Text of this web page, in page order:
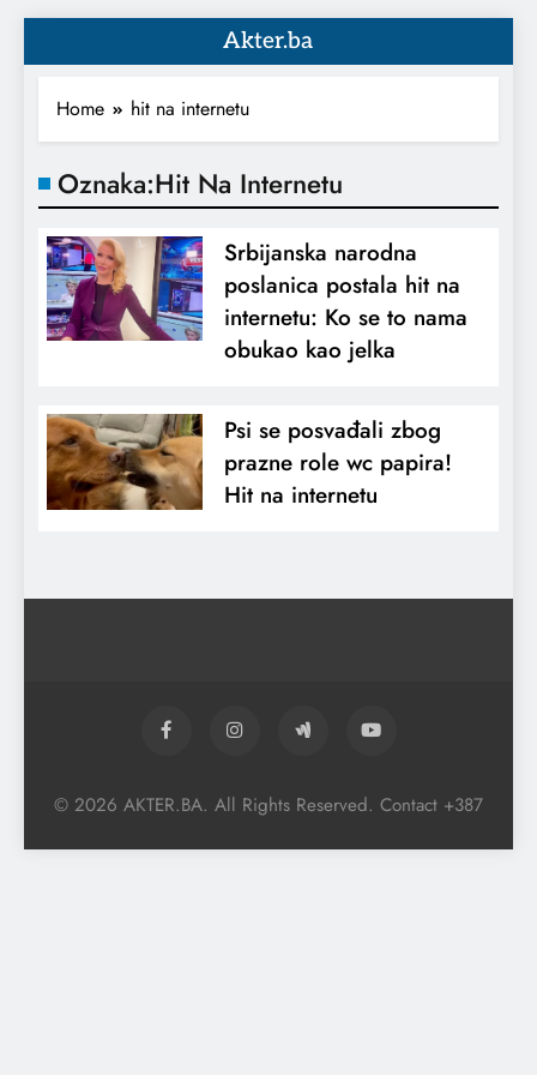
Akter.ba
Home hit na internetu
Oznaka:Hit Na Internetu
Srbijanska narodna
poslanica postala hit na
internetu: Ko se to nama
obukao kao jelka
Psi se posvađali zbog
prazne role wc papira!
Hit na internetu
© 2026 AKTER.BA. All Rights Reserved. Contact +387